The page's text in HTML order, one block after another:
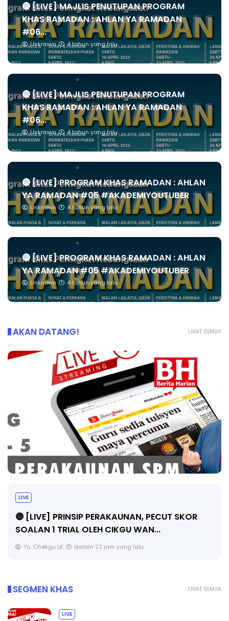
🔴 [LIVE] MAJLIS PENUTUPAN PROGRAM
KHAS RAMADAN : AHLAN YA RAMADAN
#06...
Unknown 4 tahun yang lalu
🔴 [LIVE] MAJLIS PENUTUPAN PROGRAM
KHAS RAMADAN : AHLAN YA RAMADAN
#06...
Unknown 4 tahun yang lalu
🔴 [LIVE] PROGRAM KHAS RAMADAN : AHLAN
YA RAMADAN #05 #AKADEMIYOUTUBER
Unknown 4 tahun yang lalu
🔴 [LIVE] PROGRAM KHAS RAMADAN : AHLAN
YA RAMADAN #05 #AKADEMIYOUTUBER
Unknown 4 tahun yang lalu
LIHAT SEMUA
AKAN DATANG!
PAHLAWAN DIGITAL PENYELAMAT DUNIA
Unknown 5 hari yang lalu
LIHAT SEMUA
SEGMEN KHAS
LIVE